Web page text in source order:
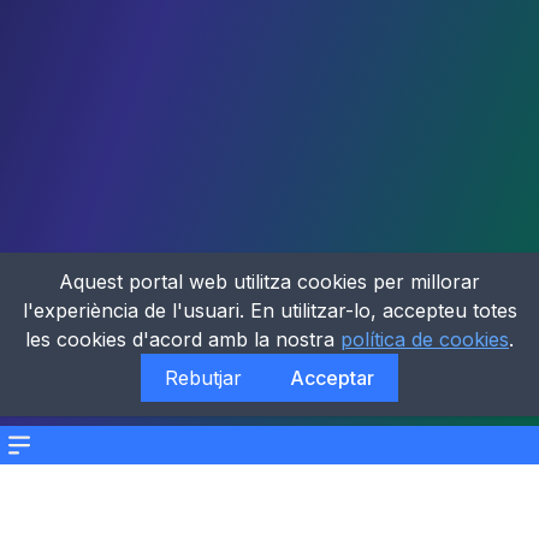
Menu
Aquest portal web utilitza cookies per millorar
l'experiència de l'usuari. En utilitzar-lo, accepteu totes
les cookies d'acord amb la nostra política de cookies.
Rebutjar
Acceptar